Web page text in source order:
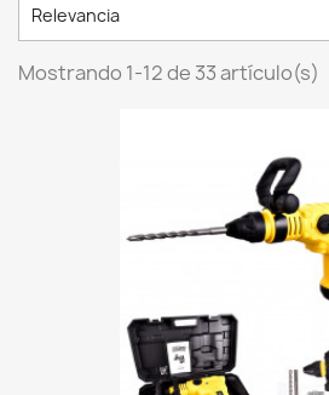
Relevancia
Mostrando 1-12 de 33 artículo(s)